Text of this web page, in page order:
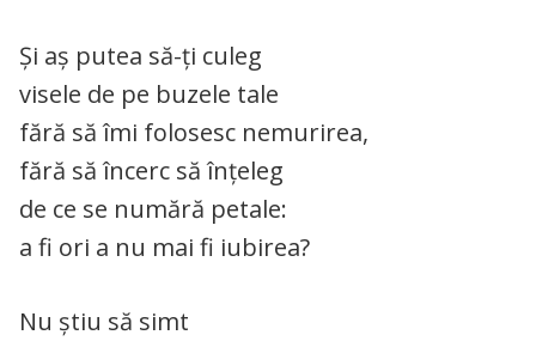
Și aș putea să-ți culeg
visele de pe buzele tale
fără să îmi folosesc nemurirea,
fără să încerc să înțeleg
de ce se numără petale:
a fi ori a nu mai fi iubirea?
Nu știu să simt